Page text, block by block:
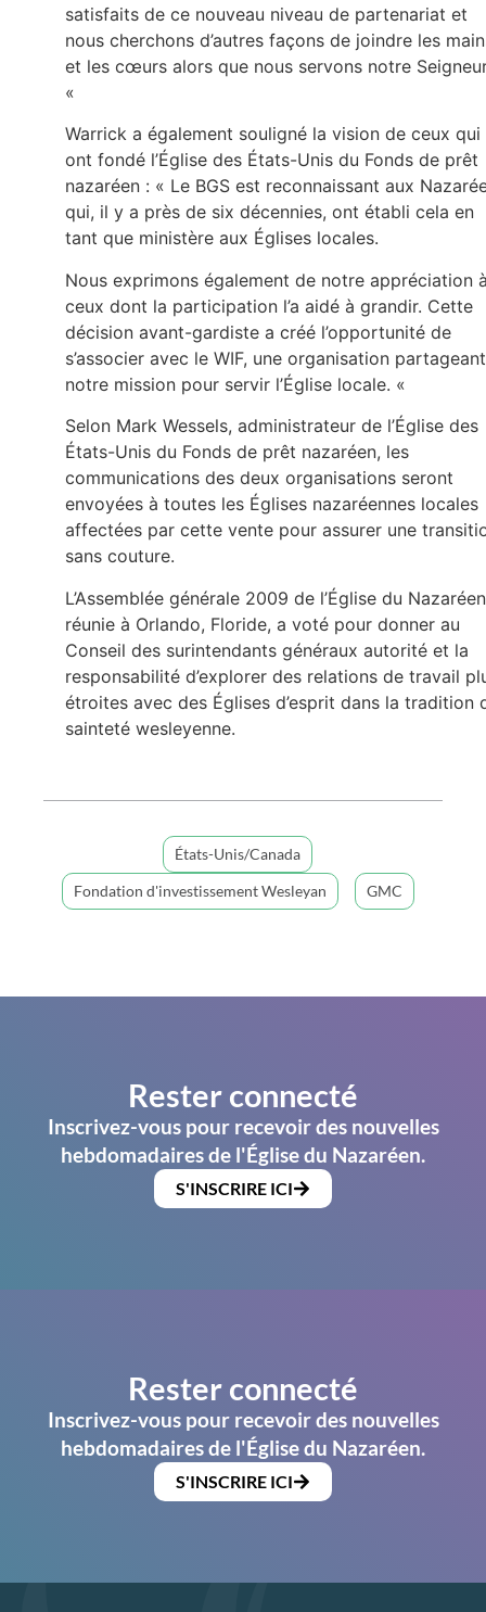
satisfaits de ce nouveau niveau de partenariat et
nous cherchons d’autres façons de joindre les
et les cœurs alors que nous servons notre
«
Warrick a également souligné la vision de ceux qui
ont fondé l’Église des États-Unis du Fonds de prêt
nazaréen : « Le BGS est reconnaissant aux
qui, il y a près de six décennies, ont établi cela en
tant que ministère aux Églises locales.
Nous exprimons également de notre appréciation
ceux dont la participation l’a aidé à grandir. Cette
décision avant-gardiste a créé l’opportunité de
s’associer avec le WIF, une organisation partageant
notre mission pour servir l’Église locale. «
Selon Mark Wessels, administrateur de l’Église des
États-Unis du Fonds de prêt nazaréen, les
communications des deux organisations seront
envoyées à toutes les Églises nazaréennes locales
affectées par cette vente pour assurer une
sans couture.
L’Assemblée générale 2009 de l’Église du
réunie à Orlando, Floride, a voté pour donner au
Conseil des surintendants généraux autorité et la
responsabilité d’explorer des relations de travail
étroites avec des Églises d’esprit dans la tradition
sainteté wesleyenne.
États-Unis/Canada
Fondation d'investissement Wesleyan
GMC
Rester connecté
Inscrivez-vous pour recevoir des nouvelles
hebdomadaires de l'Église du Nazaréen.
S'INSCRIRE ICI
Rester connecté
Inscrivez-vous pour recevoir des nouvelles
hebdomadaires de l'Église du Nazaréen.
S'INSCRIRE ICI